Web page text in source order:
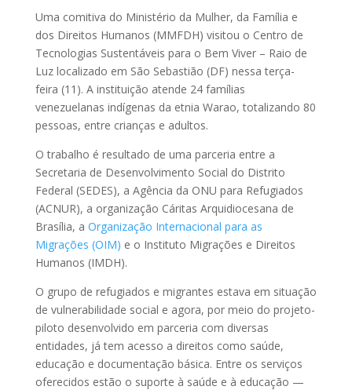
Uma comitiva do Ministério da Mulher, da Família e
dos Direitos Humanos (MMFDH) visitou o Centro de
Tecnologias Sustentáveis para o Bem Viver – Raio de
Luz localizado em São Sebastião (DF) nessa terça-
feira (11). A instituição atende 24 famílias
venezuelanas indígenas da etnia Warao, totalizando 80
pessoas, entre crianças e adultos.
O trabalho é resultado de uma parceria entre a
Secretaria de Desenvolvimento Social do Distrito
Federal (SEDES), a Agência da ONU para Refugiados
(ACNUR), a organização Cáritas Arquidiocesana de
Brasília, a Organização Internacional para as
Migrações (OIM) e o Instituto Migrações e Direitos
Humanos (IMDH).
O grupo de refugiados e migrantes estava em situação
de vulnerabilidade social e agora, por meio do projeto-
piloto desenvolvido em parceria com diversas
entidades, já tem acesso a direitos como saúde,
educação e documentação básica. Entre os serviços
oferecidos estão o suporte à saúde e à educação —